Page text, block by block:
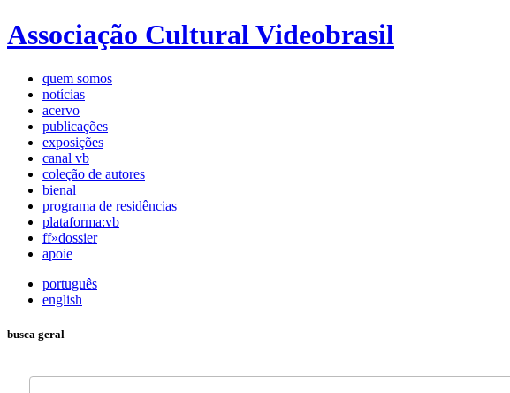
Associação Cultural Videobrasil
quem somos
notícias
acervo
publicações
exposições
canal vb
coleção de autores
bienal
programa de residências
plataforma:vb
ff»dossier
apoie
português
english
busca geral